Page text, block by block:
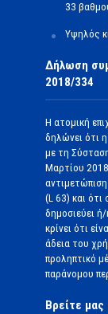
33
Υψηλός
Δήλωση
2018/334
Η ατομική
δηλώνει ότι
με τη
Μαρτίου 2018
(L 63) και ότι
δημοσιεύει
κρίνει ότι
άδεια του
προληπτικό
παράνομου
Βρείτε